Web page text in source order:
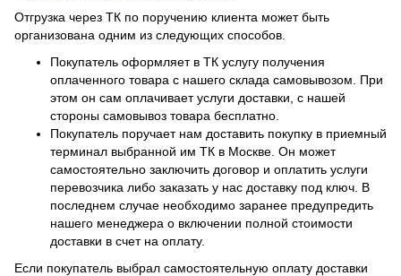
Отгрузка через ТК по поручению клиента может быть
организована одним из следующих способов.
Покупатель оформляет в ТК услугу получения
оплаченного товара с нашего склада самовывозом. При
этом он сам оплачивает услуги доставки, с нашей
стороны самовывоз товара бесплатно.
Покупатель поручает нам доставить покупку в приемный
терминал выбранной им ТК в Москве. Он может
самостоятельно заключить договор и оплатить услуги
перевозчика либо заказать у нас доставку под ключ. В
последнем случае необходимо заранее предупредить
нашего менеджера о включении полной стоимости
доставки в счет на оплату.
Если покупатель выбрал самостоятельную оплату доставки